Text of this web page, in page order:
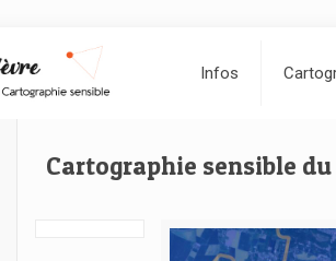
Infos
Cartographie sensible